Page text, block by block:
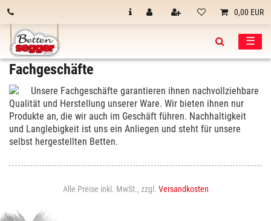
0,00 EUR
☰
Fachgeschäfte
Unsere Fachgeschäfte garantieren ihnen nachvollziehbare
Qualität und Herstellung unserer Ware. Wir bieten ihnen nur
Produkte an, die wir auch im Geschäft führen. Nachhaltigkeit
und Langlebigkeit ist uns ein Anliegen und steht für unsere
selbst hergestellten Betten.
Alle Preise inkl. MwSt., zzgl. Versandkosten